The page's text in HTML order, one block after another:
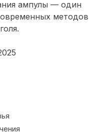
ампулы — один
методов